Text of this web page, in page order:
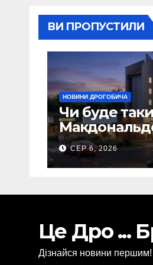
ВИ ПРОПУСТИЛИ
НОВИНИ ДРОГОБИЧА
Чи буде
Дрогобичі?
СЕР 6, 2026
Це Дро ...
Дізнайся новини першим!